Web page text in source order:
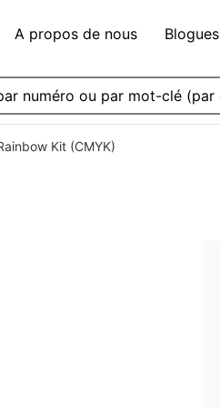
A propos de nous Blogues
Kit (CMYK)